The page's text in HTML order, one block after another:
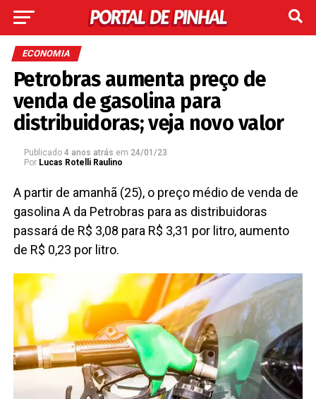
ECONOMIA
Petrobras aumenta preço de
venda de gasolina para
distribuidoras; veja novo valor
Publicado 4 anos atrás em 24/01/23
Por Lucas Rotelli Raulino
A partir de amanhã (25), o preço médio de venda de
gasolina A da Petrobras para as distribuidoras
passará de R$ 3,08 para R$ 3,31 por litro, aumento
de R$ 0,23 por litro.